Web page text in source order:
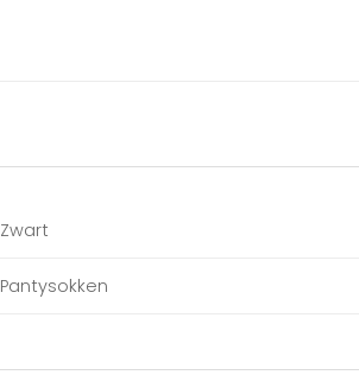
Zwart
Pantysokken